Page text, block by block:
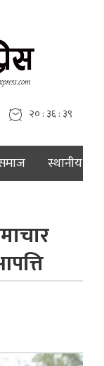
२० : ३६ : ४०
स्थानीय